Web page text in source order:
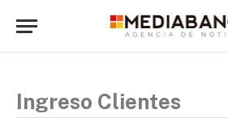
Ingreso Clientes